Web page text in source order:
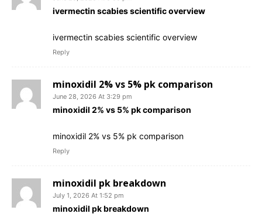
ivermectin scabies scientific overview
ivermectin scabies scientific overview
Reply
minoxidil 2% vs 5% pk comparison
June 28, 2026 At 3:29 pm
minoxidil 2% vs 5% pk comparison
minoxidil 2% vs 5% pk comparison
Reply
minoxidil pk breakdown
July 1, 2026 At 1:52 pm
minoxidil pk breakdown